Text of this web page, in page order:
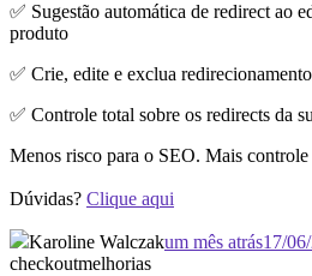
✅ Sugestão automática de redirect ao
produto
✅ Crie, edite e exclua
✅ Controle total sobre os redirects da
Menos risco para o SEO. Mais controle
Dúvidas? Clique aqui
Karoline Walczakum mês atrás17/
checkoutmelhorias